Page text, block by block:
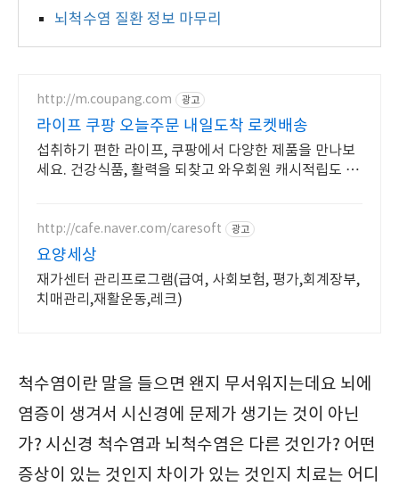
뇌척수염 질환 정보 마무리
http://m.coupang.com 광고
라이프 쿠팡 오늘주문 내일도착 로켓배송
섭취하기 편한 라이프, 쿠팡에서 다양한 제품을 만나보
세요. 건강식품, 활력을 되찾고 와우회원 캐시적립도 받
http://cafe.naver.com/caresoft 광고
요양세상
재가센터 관리프로그램(급여, 사회보험, 평가,회계장부,
치매관리,재활운동,레크)
척수염이란 말을 들으면 왠지 무서워지는데요 뇌에
염증이 생겨서 시신경에 문제가 생기는 것이 아닌
가? 시신경 척수염과 뇌척수염은 다른 것인가? 어떤
증상이 있는 것인지 차이가 있는 것인지 치료는 어디